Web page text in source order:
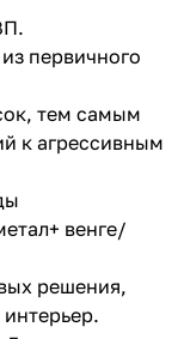
первичного
тем самым
к агрессивным
венге/
решения,